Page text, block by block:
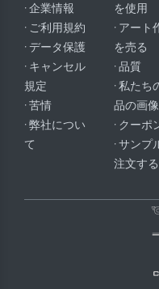
· 企業情報
· ご利用規約
· データ保護
· キャンセル
規定
· 苦情
· 弊社につい
て
を使用
· アート
を売る
· 品質
· 私たち
品の画像
· クーポ
· サンプ
注文する